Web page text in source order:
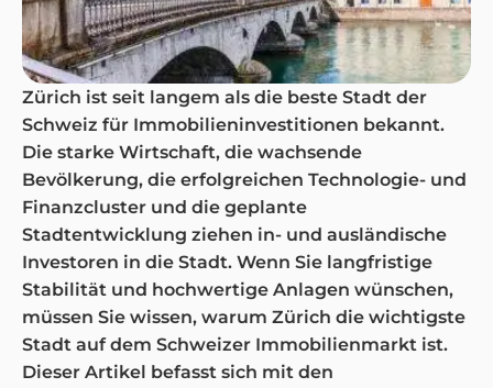
Zürich ist seit langem als die beste Stadt der
Schweiz für Immobilieninvestitionen bekannt.
Die starke Wirtschaft, die wachsende
Bevölkerung, die erfolgreichen Technologie- und
Finanzcluster und die geplante
Stadtentwicklung ziehen in- und ausländische
Investoren in die Stadt. Wenn Sie langfristige
Stabilität und hochwertige Anlagen wünschen,
müssen Sie wissen, warum Zürich die wichtigste
Stadt auf dem Schweizer Immobilienmarkt ist.
Dieser Artikel befasst sich mit den